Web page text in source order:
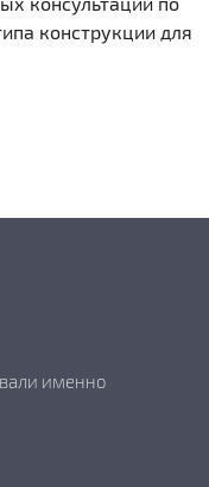
конструкции для
именно